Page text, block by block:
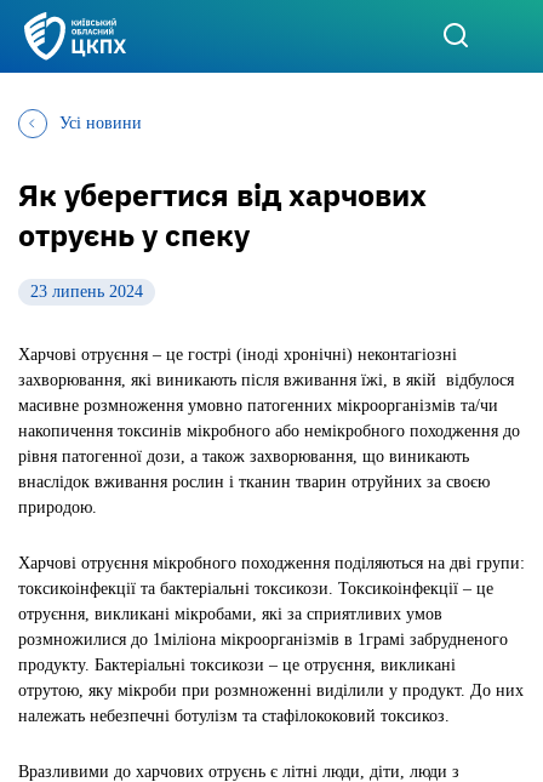
Усі новини
Як уберегтися від харчових
отруєнь у спеку
23 липень 2024
Харчові отруєння – це гострі (іноді хронічні) неконтагіозні
захворювання, які виникають після вживання їжі, в якій відбулося
масивне розмноження умовно патогенних мікроорганізмів та/чи
накопичення токсинів мікробного або немікробного походження до
рівня патогенної дози, а також захворювання, що виникають
внаслідок вживання рослин і тканин тварин отруйних за своєю
природою.
Харчові отруєння мікробного походження поділяються на дві групи:
токсикоінфекції та бактеріальні токсикози. Токсикоінфекції – це
отруєння, викликані мікробами, які за сприятливих умов
розмножилися до 1міліона мікроорганізмів в 1грамі забрудненого
продукту. Бактеріальні токсикози – це отруєння, викликані
отрутою, яку мікроби при розмноженні виділили у продукт. До них
належать небезпечні ботулізм та стафілококовий токсикоз.
Вразливими до харчових отруєнь є літні люди, діти, люди з